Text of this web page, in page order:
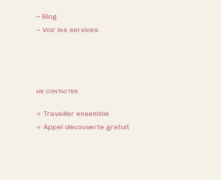
~ Blog
~ Voir les services
ME CONTACTER
⟡ Travailler ensemble
⟡ Appel découverte gratuit